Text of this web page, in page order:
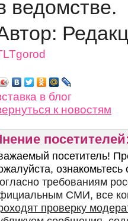
ведомстве.
в блог
к новостям